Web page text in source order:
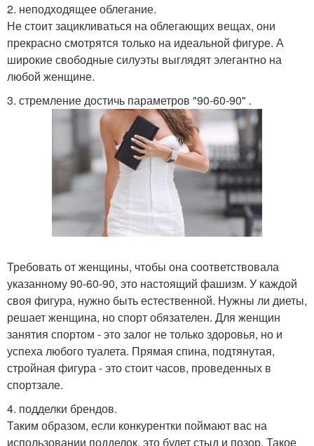
2. неподходящее облегание.
Не стоит зацикливаться на облегающих вещах, они
прекрасно смотрятся только на идеальной фигуре. А
широкие свободные силуэты выглядят элегантно на
любой женщине.
3. стремление достичь параметров "90-60-90" .
Требовать от женщины, чтобы она соответствовала
указанному 90-60-90, это настоящий фашизм. У каждой
своя фигура, нужно быть естественной. Нужны ли диеты,
решает женщина, но спорт обязателен. Для женщин
занятия спортом - это залог не только здоровья, но и
успеха любого туалета. Прямая спина, подтянутая,
стройная фигура - это стоит часов, проведенных в
спортзале.
4. подделки брендов.
Таким образом, если конкурентки поймают вас на
использовании подделок, это будет стыд и позор. Такое